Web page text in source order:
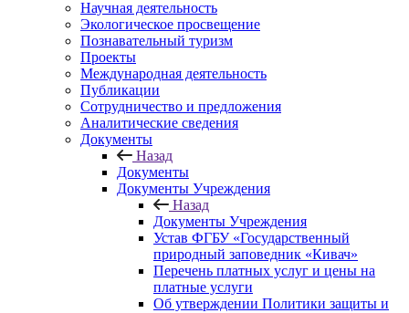
Научная деятельность
Экологическое просвещение
Познавательный туризм
Проекты
Международная деятельность
Публикации
Сотрудничество и предложения
Аналитические сведения
Документы
Назад
Документы
Документы Учреждения
Назад
Документы Учреждения
Устав ФГБУ «Государственный
природный заповедник «Кивач»
Перечень платных услуг и цены на
платные услуги
Об утверждении Политики защиты и